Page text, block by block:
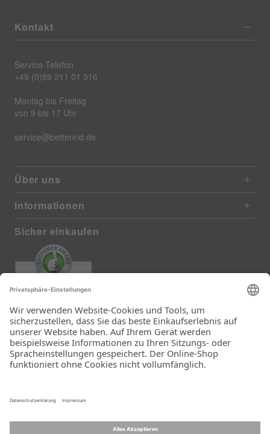
Kontakt
Service-Telefon
+49 (0)89 211 01 316
Montag bis Freitag
von 9 bis 17 Uhr
service@bettenrid.de
Über uns
Informationen
Sicher einkaufen
385 reviews from real customers
(last 12 months)
Total: 11283
Die Auswahl und die
Einfachheit der
Bestellung.